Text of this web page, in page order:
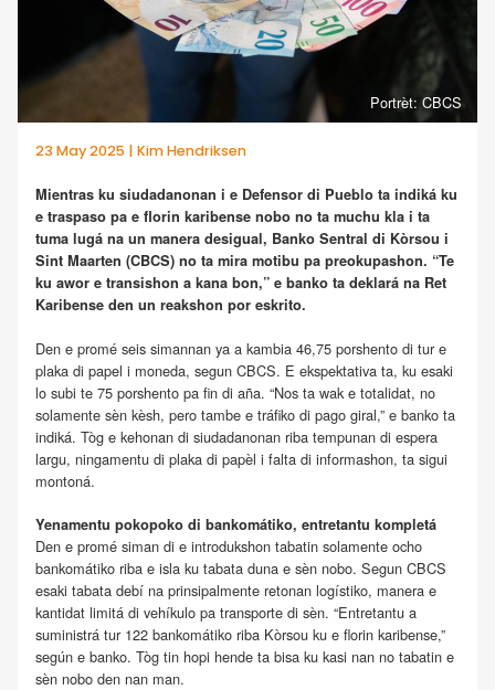
Portrèt: CBCS
23 May 2025 | Kim Hendriksen
Mientras ku siudadanonan i e Defensor di Pueblo ta indiká ku
e traspaso pa e florin karibense nobo no ta muchu kla i ta
tuma lugá na un manera desigual, Banko Sentral di Kòrsou i
Sint Maarten (CBCS) no ta mira motibu pa preokupashon. “Te
ku awor e transishon a kana bon,” e banko ta deklará na Ret
Karibense den un reakshon por eskrito.
Den e promé seis simannan ya a kambia 46,75 porshento di tur e
plaka di papel i moneda, segun CBCS. E ekspektativa ta, ku esaki
lo subi te 75 porshento pa fin di aña. “Nos ta wak e totalidat, no
solamente sèn kèsh, pero tambe e tráfiko di pago giral,” e banko ta
indiká. Tòg e kehonan di siudadanonan riba tempunan di espera
largu, ningamentu di plaka di papèl i falta di informashon, ta sigui
montoná.
Yenamentu pokopoko di bankomátiko, entretantu kompletá
Den e promé siman di e introdukshon tabatin solamente ocho
bankomátiko riba e isla ku tabata duna e sèn nobo. Segun CBCS
esaki tabata debí na prinsipalmente retonan logístiko, manera e
kantidat limitá di vehíkulo pa transporte di sèn. “Entretantu a
suministrá tur 122 bankomátiko riba Kòrsou ku e florin karibense,”
según e banko. Tòg tin hopi hende ta bisa ku kasi nan no tabatin e
sèn nobo den nan man.